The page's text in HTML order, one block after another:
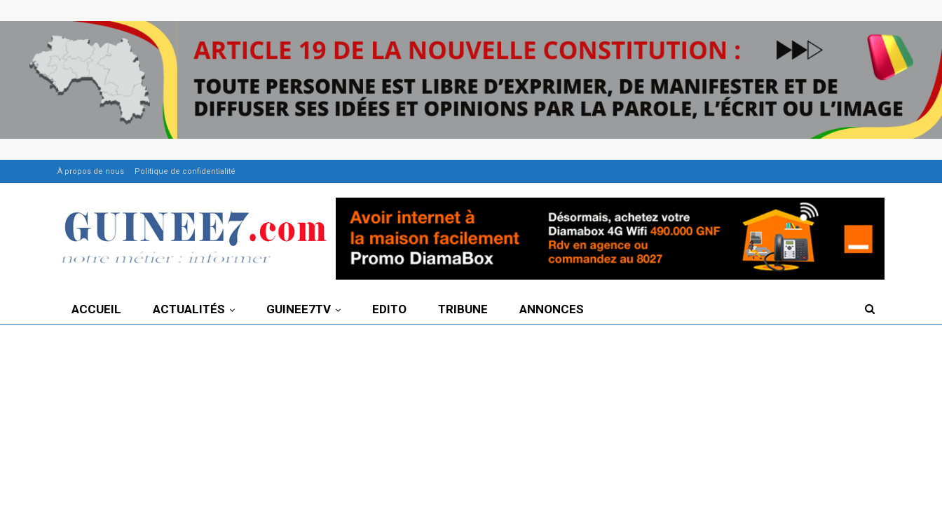
À propos de nous Politique de confidentialité
ACCUEIL ACTUALITÉS GUINEE7TV EDITO TRIBUNE ANNONCES